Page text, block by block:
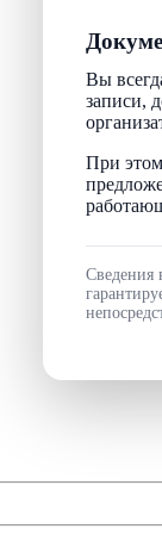
Вы
записи,
При этом
Сведения